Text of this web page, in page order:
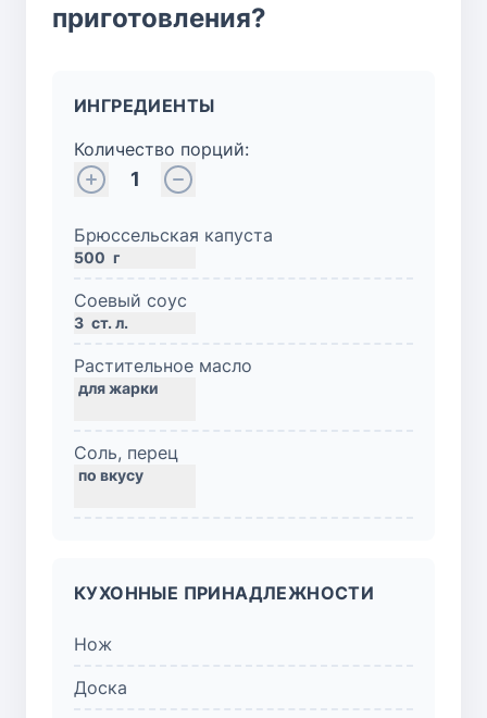
приготовления?
ИНГРЕДИЕНТЫ
Количество порций:
1
Брюссельская капуста
500 г
Соевый соус
3 ст. л.
Растительное масло
Соль, перец
КУХОННЫЕ ПРИНАДЛЕЖНОСТИ
Нож
Доска